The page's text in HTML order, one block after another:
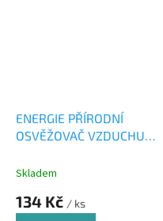
ENERGIE PŘÍRODNÍ
OSVĚŽOVAČ VZDUCHU
Skladem
134 Kč / ks